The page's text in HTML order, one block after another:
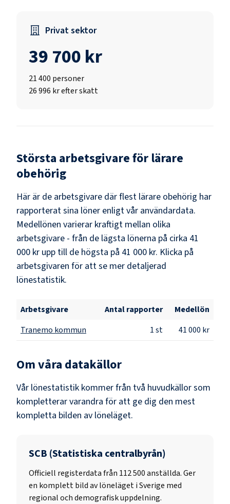
Privat sektor
39 700 kr
21 400 personer
26 996 kr efter skatt
Största arbetsgivare för lärare
obehörig
Här är de arbetsgivare där flest lärare obehörig har
rapporterat sina löner enligt vår användardata.
Medellönen varierar kraftigt mellan olika
arbetsgivare - från de lägsta lönerna på cirka 41
000 kr upp till de högsta på 41 000 kr. Klicka på
arbetsgivaren för att se mer detaljerad
lönestatistik.
Arbetsgivare Antal rapporter
Medellön
Tranemo kommun
1st 41 000 kr
Om våra datakällor
Vår lönestatistik kommer från två huvudkällor som
kompletterar varandra för att ge dig den mest
kompletta bilden av löneläget.
SCB (Statistiska centralbyrån)
Officiell registerdata från 112 500anställda. Ger
en komplett bild av löneläget i Sverige med
regional och demografisk uppdelning.